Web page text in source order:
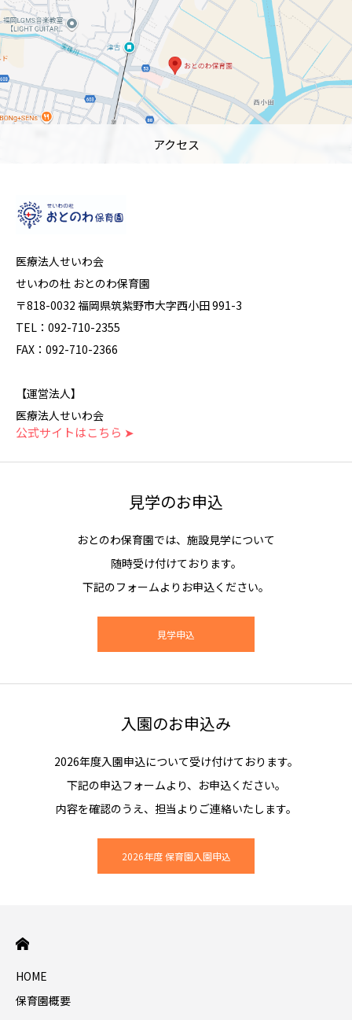
アクセス
医療法人せいわ会
せいわの杜 おとのわ保育園
〒818-0032 福岡県筑紫野市大字西小田 991-3
TEL：092-710-2355
FAX：092-710-2366
【運営法人】
医療法人せいわ会
公式サイトはこちら ➤
見学のお申込
おとのわ保育園では、施設見学について
随時受け付けております。
下記のフォームよりお申込ください。
見学申込
入園のお申込み
2026年度入園申込について受け付けております。
下記の申込フォームより、お申込ください。
内容を確認のうえ、担当よりご連絡いたします。
2026年度 保育園入園申込
HOME
保育園概要